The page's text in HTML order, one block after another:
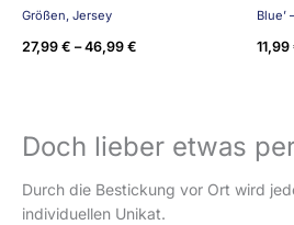
Größen, Jersey
27,99 € –46,99 €
Blue’
11,99
Doch lieber etwas
Durch die Bestickung vor Ort wird
individuellen Unikat.